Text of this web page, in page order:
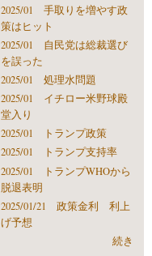
2025/01 手取りを増やす政
策はヒット
2025/01 自民党は総裁選び
を誤った
2025/01 処理水問題
2025/01 イチロー米野球殿
堂入り
2025/01 トランプ政策
2025/01 トランプ支持率
2025/01 トランプWHOから
脱退表明
2025/01/21 政策金利 利上
げ予想
続き